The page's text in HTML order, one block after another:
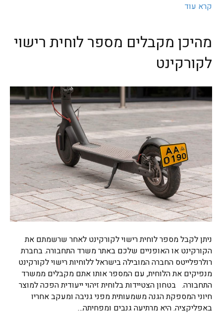
קרא עוד
מהיכן מקבלים מספר לוחית רישוי
לקורקינט
ניתן לקבל מספר לוחית רישוי לקורקינט לאחר שרשמתם את
הקורקינט או האופניים שלכם באתר משרד התחבורה. בחברת
רולרפלייטס החברה המובילה בישראל ללוחיות רישוי לקורקינט
מנפיקים את הלוחית, עם המספר אותו אתם מקבלים ממשרד
התחבורה. בטחון הצטיידות בלוחית זיהוי ייעודית הפכה למוצר
חיוני המספקת הגנה משמעותית מפני גניבה ומעקב אחריו
באפליקציה. היא מרתיעה גנבים ומפחיתה…